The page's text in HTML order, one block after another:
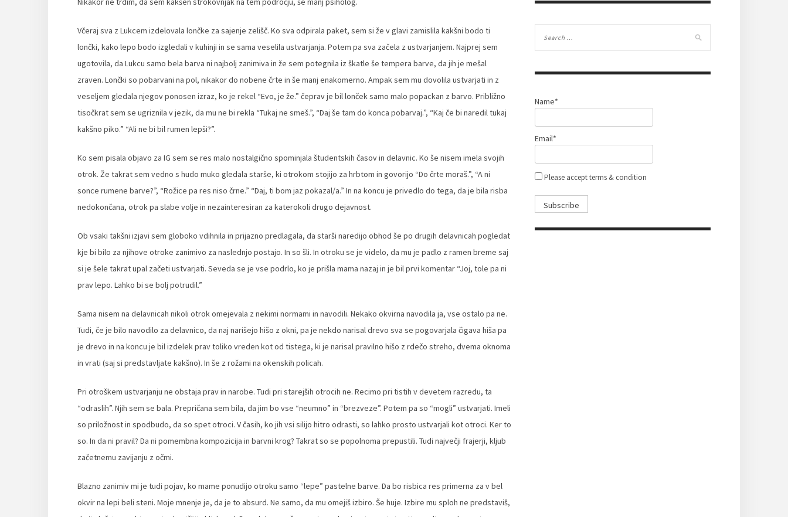
Včeraj sva z Lukcem izdelovala lončke za sajenje zelišč. Ko sva odpirala paket, sem si že v glavi zamislila kakšni bodo ti
lončki, kako lepo bodo izgledali v kuhinji in se sama veselila ustvarjanja. Potem pa sva začela z ustvarjanjem. Najprej sem
ugotovila, da Lukcu samo bela barva ni najbolj zanimiva in že sem potegnila iz škatle še tempera barve, da jih je mešal
zraven. Lončki so pobarvani na pol, nikakor do nobene črte in še manj enakomerno. Ampak sem mu dovolila ustvarjati in z
veseljem gledala njegov ponosen izraz, ko je rekel “Evo, je že.” čeprav je bil lonček samo malo popackan z barvo. Približno
tisočkrat sem se ugriznila v jezik, da mu ne bi rekla “Tukaj ne smeš.”, “Daj še tam do konca pobarvaj.”, “Kaj če bi naredil tukaj
kakšno piko.” “Ali ne bi bil rumen lepši?”.
Ko sem pisala objavo za IG sem se res malo nostalgično spominjala študentskih časov in delavnic. Ko še nisem imela svojih
otrok. Že takrat sem vedno s hudo muko gledala starše, ki otrokom stojijo za hrbtom in govorijo “Do črte moraš.”, “A ni
sonce rumene barve?”, “Rožice pa res niso črne.” “Daj, ti bom jaz pokazal/a.” In na koncu je privedlo do tega, da je bila risba
nedokončana, otrok pa slabe volje in nezainteresiran za katerokoli drugo dejavnost.
Ob vsaki takšni izjavi sem globoko vdihnila in prijazno predlagala, da starši naredijo obhod še po drugih delavnicah pogledat
kje bi bilo za njihove otroke zanimivo za naslednjo postajo. In so šli. In otroku se je videlo, da mu je padlo z ramen breme saj
si je šele takrat upal začeti ustvarjati. Seveda se je vse podrlo, ko je prišla mama nazaj in je bil prvi komentar “Joj, tole pa ni
prav lepo. Lahko bi se bolj potrudil.”
Sama nisem na delavnicah nikoli otrok omejevala z nekimi normami in navodili. Nekako okvirna navodila ja, vse ostalo pa ne.
Tudi, če je bilo navodilo za delavnico, da naj narišejo hišo z okni, pa je nekdo narisal drevo sva se pogovarjala čigava hiša pa
je drevo in na koncu je bil izdelek prav toliko vreden kot od tistega, ki je narisal pravilno hišo z rdečo streho, dvema oknoma
in vrati (saj si predstavljate kakšno). In še z rožami na okenskih policah.
Pri otroškem ustvarjanju ne obstaja prav in narobe. Tudi pri starejših otrocih ne. Recimo pri tistih v devetem razredu, ta
“odraslih”. Njih sem se bala. Prepričana sem bila, da jim bo vse “neumno” in “brezveze”. Potem pa so “mogli” ustvarjati. Imeli
so priložnost in spodbudo, da so spet otroci. V časih, ko jih vsi silijo hitro odrasti, so lahko prosto ustvarjali kot otroci. Ker to
so. In da ni pravil? Da ni pomembna kompozicija in barvni krog? Takrat so se popolnoma prepustili. Tudi največji frajerji, kljub
začetnemu zavijanju z očmi.
Blazno zanimiv mi je tudi pojav, ko mame ponudijo otroku samo “lepe” pastelne barve. Da bo risbica res primerna za v bel
okvir na lepi beli steni. Moje mnenje je, da je to absurd. Ne samo, da mu omejiš izbiro. Še huje. Izbire mu sploh ne predstaviš,
Name*
Email*
Please accept terms & condition